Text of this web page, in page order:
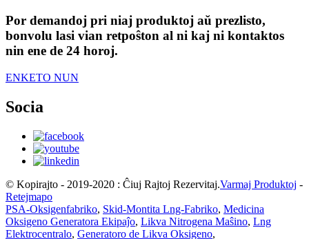
Por demandoj pri niaj produktoj aŭ prezlisto,
bonvolu lasi vian retpoŝton al ni kaj ni kontaktos
nin ene de 24 horoj.
ENKETO NUN
Socia
© Kopirajto - 2019-2020 : Ĉiuj Rajtoj Rezervitaj.Varmaj Produktoj -
Retejmapo
PSA-Oksigenfabriko, Skid-Montita Lng-Fabriko, Medicina
Oksigeno Generatora Ekipaĵo, Likva Nitrogena Maŝino, Lng
Elektrocentralo, Generatoro de Likva Oksigeno,